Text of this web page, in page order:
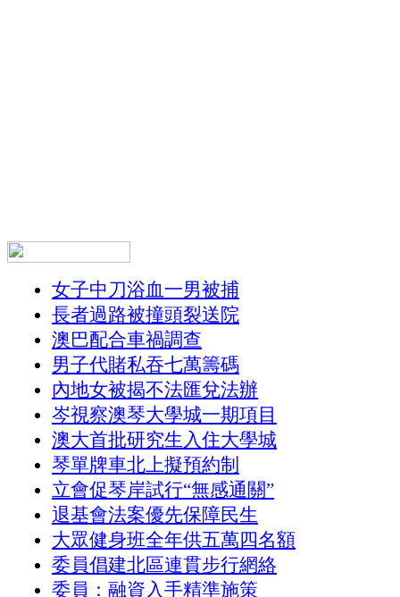
女子中刀浴血一男被捕
長者過路被撞頭裂送院
澳巴配合車禍調查
男子代賭私吞七萬籌碼
內地女被揭不法匯兌法辦
岑視察澳琴大學城一期項目
澳大首批研究生入住大學城
琴單牌車北上擬預約制
立會促琴岸試行“無感通關”
退基會法案優先保障民生
大眾健身班全年供五萬四名額
委員倡建北區連貫步行網絡
委員：融資入手精準施策